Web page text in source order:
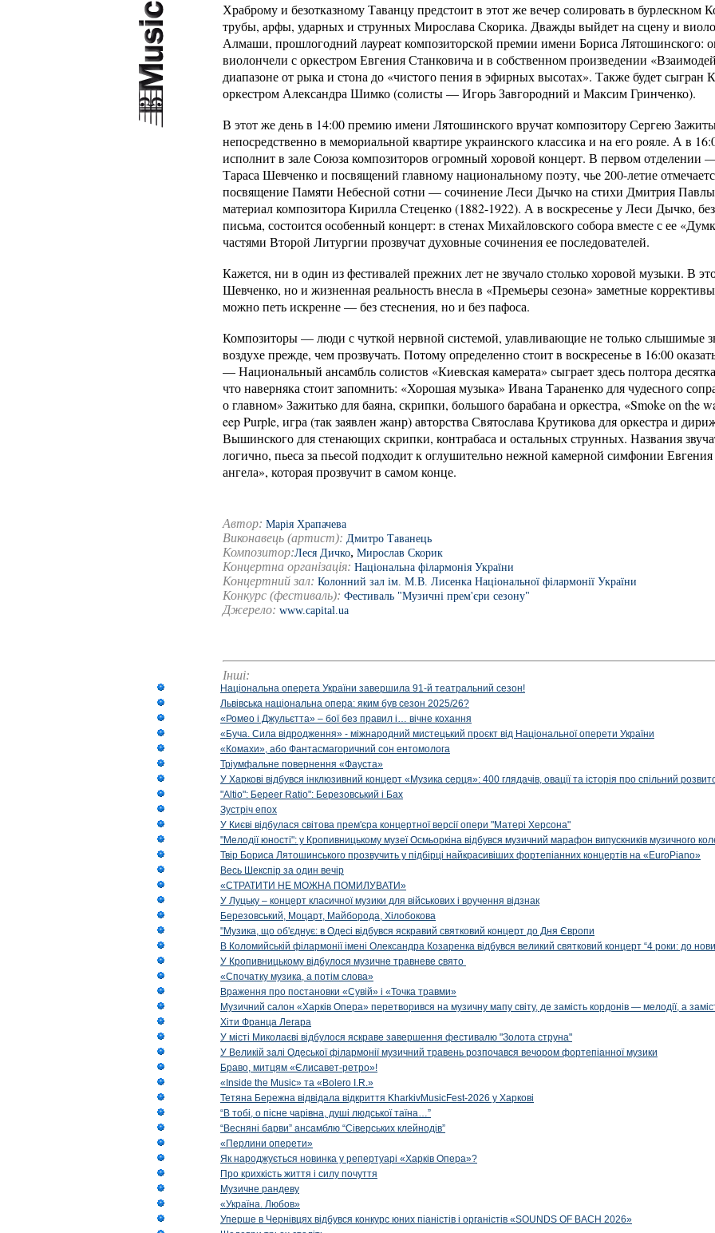
Храброму и безотказному Таванцу предстоит в этот же вечер солировать в бурлескном
трубы, арфы, ударных и струнных Мирослава Скорика. Дважды выйдет на сцену и
Алмаши, прошлогодний лауреат композиторской премии имени Бориса Лятошинского:
виолончели с оркестром Евгения Станковича и в собственном произведении
диапазоне от рыка и стона до «чистого пения в эфирных высотах». Также будет сыгран
оркестром Александра Шимко (солисты — Игорь Завгородний и Максим Гринченко).
В этот же день в 14:00 премию имени Лятошинского вручат композитору Сергею
непосредственно в мемориальной квартире украинского классика и на его рояле. А в
исполнит в зале Союза композиторов огромный хоровой концерт. В первом отделении
Тараса Шевченко и посвящений главному национальному поэту, чье 200-летие
посвящение Памяти Небесной сотни — сочинение Леси Дычко на стихи Дмитрия
материал композитора Кирилла Стеценко (1882-1922). А в воскресенье у Леси Дычко,
письма, состоится особенный концерт: в стенах Михайловского собора вместе с ее
частями Второй Литургии прозвучат духовные сочинения ее последователей.
Кажется, ни в один из фестивалей прежних лет не звучало столько хоровой музыки. В
Шевченко, но и жизненная реальность внесла в «Премьеры сезона» заметные
можно петь искренне — без стеснения, но и без пафоса.
Композиторы — люди с чуткой нервной системой, улавливающие не только слышимые
воздухе прежде, чем прозвучать. Потому определенно стоит в воскресенье в 16:00
— Национальный ансамбль солистов «Киевская камерата» сыграет здесь полтора
что наверняка стоит запомнить: «Хорошая музыка» Ивана Тараненко для чудесного
о главном» Зажитько для баяна, скрипки, большого барабана и оркестра, «Smoke on the
eep Purple, игра (так заявлен жанр) авторства Святослава Крутикова для оркестра и
Вышинского для стенающих скрипки, контрабаса и остальных струнных. Названия
логично, пьеса за пьесой подходит к оглушительно нежной камерной симфонии
ангела», которая прозвучит в самом конце.
Автор: Марія Храпачева
Виконавець (артист): Дмитро Таванець
Композитор:Леся Дичко, Мирослав Скорик
Концертна організація: Національна філармонія України
Концертний зал: Колонний зал ім. М.В. Лисенка Національної філармонії України
Конкурс (фестиваль): Фестиваль "Музичні прем'єри сезону"
Джерело: www.capital.ua
Інші:
Національна оперета України завершила 91-й театральний сезон!
Львівська національна опера: яким був сезон 2025/26?
«Ромео і Джульєтта» – бої без правил і… вічне кохання
«Буча. Сила відродження» - міжнародний мистецький проєкт від Національної оперети України
«Комахи», або Фантасмагоричний сон ентомолога
Тріумфальне повернення «Фауста»
У Харкові відбувся інклюзивний концерт «Музика серця»: 400 глядачів, овації та історія про спільний
"Altio": Береer Ratio": Березовський і Бах
Зустріч епох
У Києві відбулася світова прем'єра концертної версії опери "Матері Херсона"
"Мелодії юності": у Кропивницькому музеї Осмьоркіна відбувся музичний марафон випускників музичного
Твір Бориса Лятошинського прозвучить у підбірці найкрасивіших фортепіанних концертів на «EuroPiano»
Весь Шекспір за один вечір
«СТРАТИТИ НЕ МОЖНА ПОМИЛУВАТИ»
У Луцьку – концерт класичної музики для військових і вручення відзнак
Березовський, Моцарт, Майборода, Хілобокова
"Музика, що об'єднує: в Одесі відбувся яскравий святковий концерт до Дня Європи
В Коломийській філармонії імені Олександра Козаренка відбувся великий святковий концерт “4 роки: до
У Кропивницькому відбулося музичне травневе свято
«Спочатку музика, а потім слова»
Враження про постановки «Сувій» і «Точка травми»
Музичний салон «Харків Опера» перетворився на музичну мапу світу, де замість кордонів — мелодії, а
Хіти Франца Легара
У місті Миколаєві відбулося яскраве завершення фестивалю "Золота струна"
У Великій залі Одеської філармонії музичний травень розпочався вечором фортепіанної музики
Браво, митцям «Єлисавет-ретро»!
«Inside the Music» та «Bolero I.R.»
Тетяна Бережна відвідала відкриття KharkivMusicFest-2026 у Харкові
“В тобі, о пісне чарівна, душі людської таїна…”
“Весняні барви” ансамблю “Сіверських клейнодів”
«Перлини оперети»
Як народжується новинка у репертуарі «Харків Опера»?
Про крихкість життя і силу почуття
Музичне рандеву
«Україна. Любов»
Уперше в Чернівцях відбувся конкурс юних піаністів і органістів «SOUNDS OF BACH 2026»